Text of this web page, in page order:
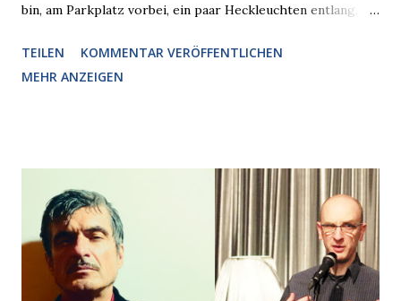
bin, am Parkplatz vorbei, ein paar Heckleuchten entlang, als
den Blick kam, mit verlockend frisch leuchtenden
Pizzastücken. Von links pirschte sich eine Krähe an das
Krähe und ihn an, er die Krähe und mich, wir lächelten
gleichzeitig amüsiert. “Vorsicht!”, sagte ich zu ihm, “im
Wedding muss man immer aufpassen!” “Mach ich!”,
bestätigte der freundliche Nachbar, "Hab alles im Blick!”
Wir fixierten die ertappte Krähe, die sich zurückzog.
TEILEN
KOMMENTAR VERÖFFENTLICHEN
MEHR ANZEIGEN